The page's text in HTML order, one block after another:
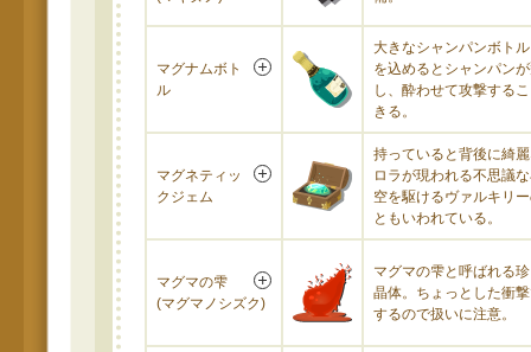
マグナムボト
ル
大きなシャンパンボト
を込めるとシャンパン
し、酔わせて攻撃する
きる。
マグネティッ
クジェム
持っていると背後に綺
ロラが現われる不思議
空を駆けるヴァルキリ
ともいわれている。
マグマの雫
(マグマノシズク)
マグマの雫と呼ばれる
晶体。ちょっとした衝
するので扱いに注意。